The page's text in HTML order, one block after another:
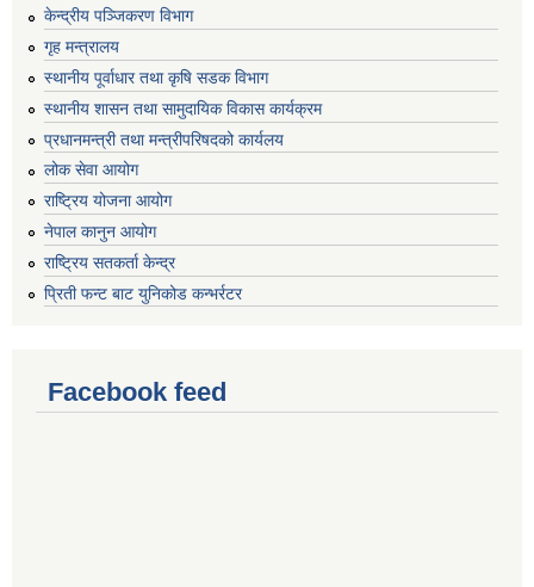
केन्द्रीय पञ्जिकरण विभाग
गृह मन्त्रालय
स्थानीय पूर्वाधार तथा कृषि सडक विभाग
स्थानीय शासन तथा सामुदायिक विकास कार्यक्रम
प्रधानमन्त्री तथा मन्त्रीपरिषदको कार्यलय
लोक सेवा आयोग
राष्ट्रिय योजना आयोग
नेपाल कानुन आयोग
राष्ट्रिय सतकर्ता केन्द्र
प्रिती फन्ट बाट युनिकोड कन्भर्रटर
Facebook feed